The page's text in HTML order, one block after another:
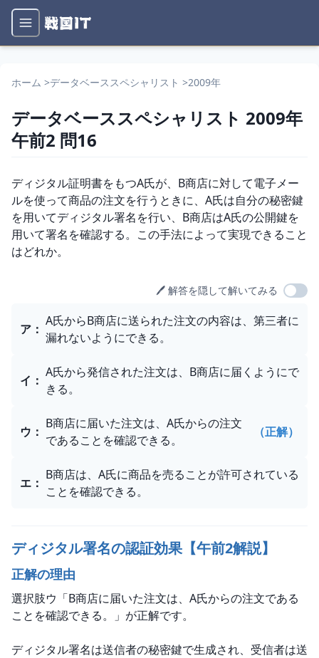
ホーム >データベーススペシャリスト >2009年
データベーススペシャリスト 2009年
午前2 問16
問題文
ディジタル証明書をもつA氏が、B商店に対して電子メー
ルを使って商品の注文を行うときに、A氏は自分の秘密鍵
を用いてディジタル署名を行い、B商店はA氏の公開鍵を
用いて署名を確認する。この手法によって実現できること
はどれか。
🖊️ 解答を隠して解いてみる
選択肢
ア ：
A氏からB商店に送られた注文の内容は、第三者に
漏れないようにできる。
イ ：
A氏から発信された注文は、B商店に届くようにで
きる。
ウ ：
B商店に届いた注文は、A氏からの注文
であることを確認できる。
（正解）
エ ：
B商店は、A氏に商品を売ることが許可されている
ことを確認できる。
ディジタル署名の認証効果【午前2解説】
正解の理由
選択肢ウ「B商店に届いた注文は、A氏からの注文である
ことを確認できる。」が正解です。
ディジタル署名は送信者の秘密鍵で生成され、受信者は送